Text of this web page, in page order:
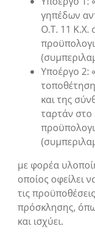
γηπέδων
Ο.Τ. 11 Κ.Χ.
Υποέργο 2:
και της
ταρτάν
με φορέα
οποίος οφείλει
τις
πρόσκλησης,
και ισχύει.